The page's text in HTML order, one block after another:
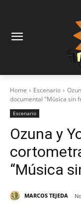
Home Escenario
documental "Música sin
Escenario
Ozuna y
“Música
MARCOS TEJEDA